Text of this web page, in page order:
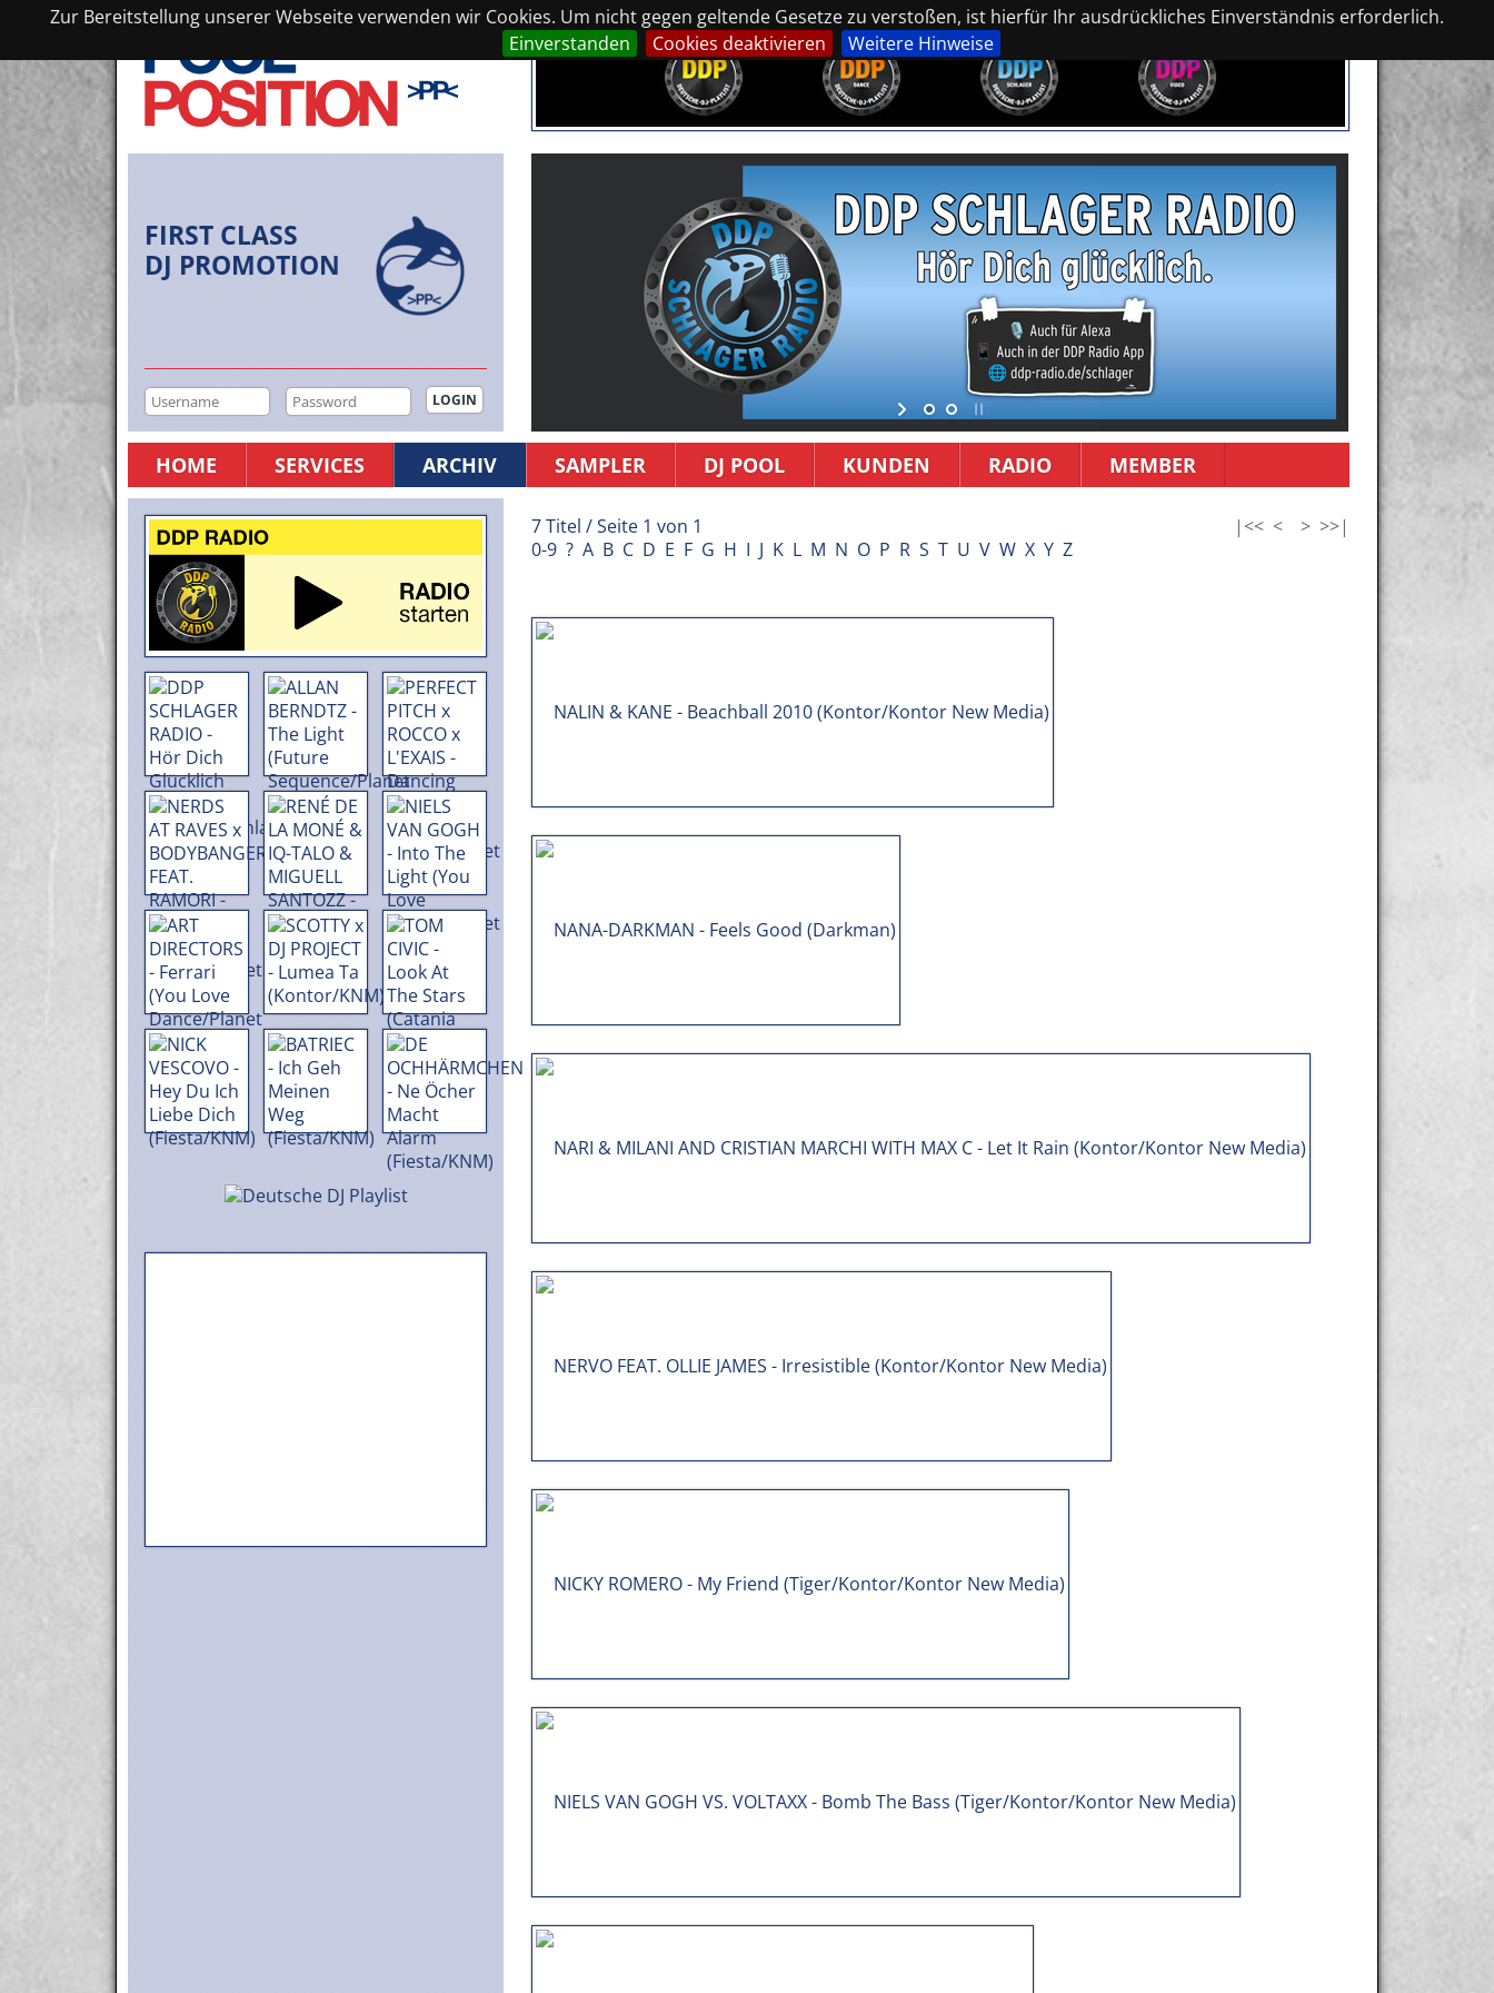
Zur Bereitstellung unserer Webseite verwenden wir Cookies. Um nicht gegen geltende Gesetze zu verstoßen, ist hierfür Ihr ausdrückliches Einverständnis erforderlich.
Einverstanden
Cookies deaktivieren Weitere Hinweise
FIRST CLASS
DJ PROMOTION
HOME SERVICES ARCHIV SAMPLER DJ POOL KUNDEN RADIO MEMBER
7 Titel / Seite 1 von 1 |<< < > >>|
0-9 ? A B C D E F G H I J K L M N O P R S T U V W X Y Z